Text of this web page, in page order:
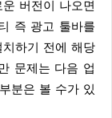
즉 광고 툴바를
하기 전에 해당
문제는 다음 업
분은 볼 수가 있